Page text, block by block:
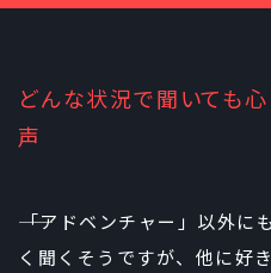
どんな状況で聞いても
声
――「アドベンチャー」以外
く聞くそうですが、他に好